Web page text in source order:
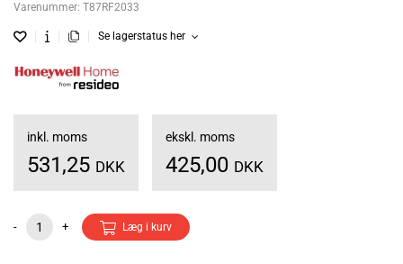
Varenummer: T87RF2033
Se lagerstatus her
inkl. moms
531,25 DKK
ekskl. moms
425,00 DKK
- + Læg i kurv